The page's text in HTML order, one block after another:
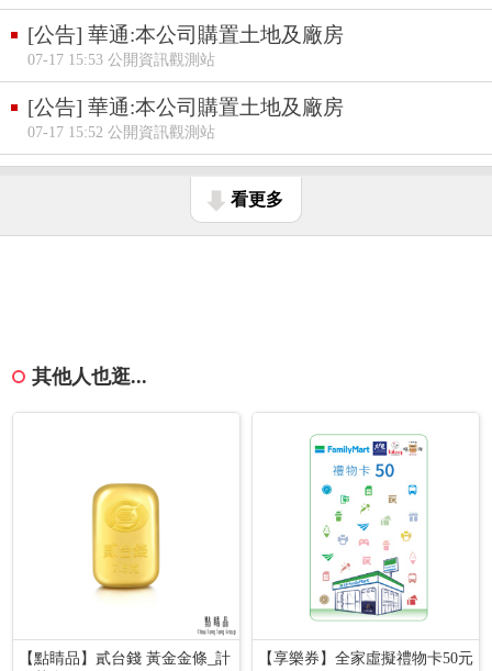
[公告] 華通:本公司購置土地及廠房
07-17 15:53 公開資訊觀測站
[公告] 華通:本公司購置土地及廠房
07-17 15:52 公開資訊觀測站
看更多
其他人也逛...
【點睛品】貳台錢 黃金金條_計
【享樂券】全家虛擬禮物卡50元